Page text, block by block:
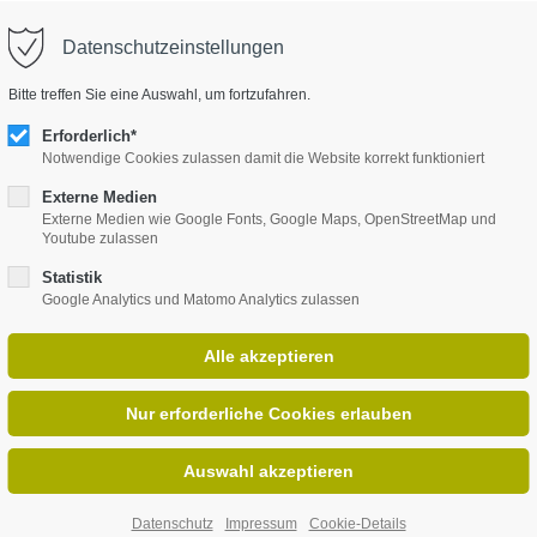
ipsum dolor sit amet:
24h
offer support for our customers
- Fri 8:00am - 5:00pm(GMT
376-293 City Road, Suite 600
info@yourdomain.com
HOME
Datenschutzeinstellungen
Bitte treffen Sie eine Auswahl, um fortzufahren.
Erforderlich*
Notwendige Cookies zulassen damit die Website korrekt funktioniert
Externe Medien
Externe Medien wie Google Fonts, Google Maps, OpenStreetMap und
Youtube zulassen
Statistik
Google Analytics und Matomo Analytics zulassen
Datenschutz Impressum Cookie-Details